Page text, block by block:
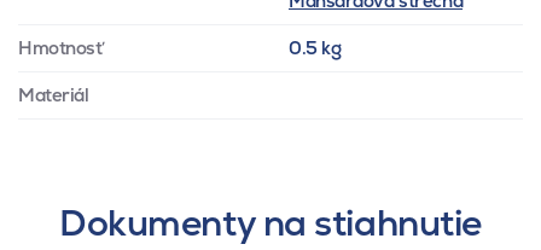
Hmotnosť 0.5 kg
Materiál
Dokumenty na stiahnutie